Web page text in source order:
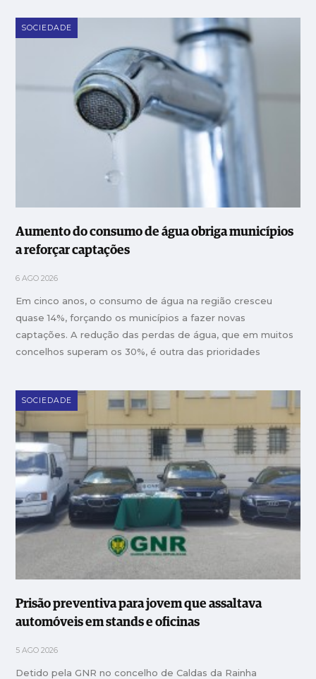
SOCIEDADE
Aumento do consumo de água obriga municípios
a reforçar captações
6 AGO 2026
Em cinco anos, o consumo de água na região cresceu
quase 14%, forçando os municípios a fazer novas
captações. A redução das perdas de água, que em muitos
concelhos superam os 30%, é outra das prioridades
SOCIEDADE
Prisão preventiva para jovem que assaltava
automóveis em stands e oficinas
5 AGO 2026
Detido pela GNR no concelho de Caldas da Rainha